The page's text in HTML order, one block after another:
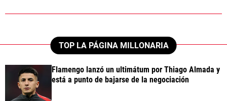
TOP LA PÁGINA MILLONARIA
Flamengo lanzó un ultimátum por Thiago Almada y
está a punto de bajarse de la negociación